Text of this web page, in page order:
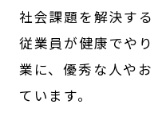
社会課題を解決す
従業員が健康でや
業に、優秀な人や
ています。